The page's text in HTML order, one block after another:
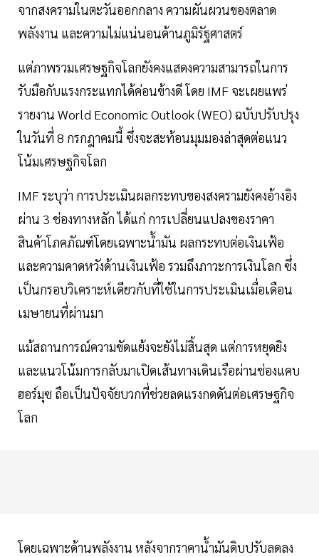
จากสงครามในตะวันออกกลาง ความผันผวนของตลาด
พลังงาน และความไม่แน่นอนด้านภูมิรัฐศาสตร์
แต่ภาพรวมเศรษฐกิจโลกยังคงแสดงความสามารถในการ
รับมือกับแรงกระแทกได้ค่อนข้างดี โดย IMF จะเผยแพร่
รายงาน World Economic Outlook (WEO) ฉบับปรับปรุง
ในวันที่ 8 กรกฎาคมนี้ ซึ่งจะสะท้อนมุมมองล่าสุดต่อแนว
โน้มเศรษฐกิจโลก
IMF ระบุว่า การประเมินผลกระทบของสงครามยังคงอ้างอิง
ผ่าน 3 ช่องทางหลัก ได้แก่ การเปลี่ยนแปลงของราคา
สินค้าโภคภัณฑ์โดยเฉพาะน้ำมัน ผลกระทบต่อเงินเฟ้อ
และความคาดหวังด้านเงินเฟ้อ รวมถึงภาวะการเงินโลก ซึ่ง
เป็นกรอบวิเคราะห์เดียวกับที่ใช้ในการประเมินเมื่อเดือน
เมษายนที่ผ่านมา
แม้สถานการณ์ความขัดแย้งจะยังไม่สิ้นสุด แต่การหยุดยิง
และแนวโน้มการกลับมาเปิดเส้นทางเดินเรือผ่านช่องแคบ
ฮอร์มุซ ถือเป็นปัจจัยบวกที่ช่วยลดแรงกดดันต่อเศรษฐกิจ
โลก
โดยเฉพาะด้านพลังงาน หลังจากราคาน้ำมันดิบปรับลดลง